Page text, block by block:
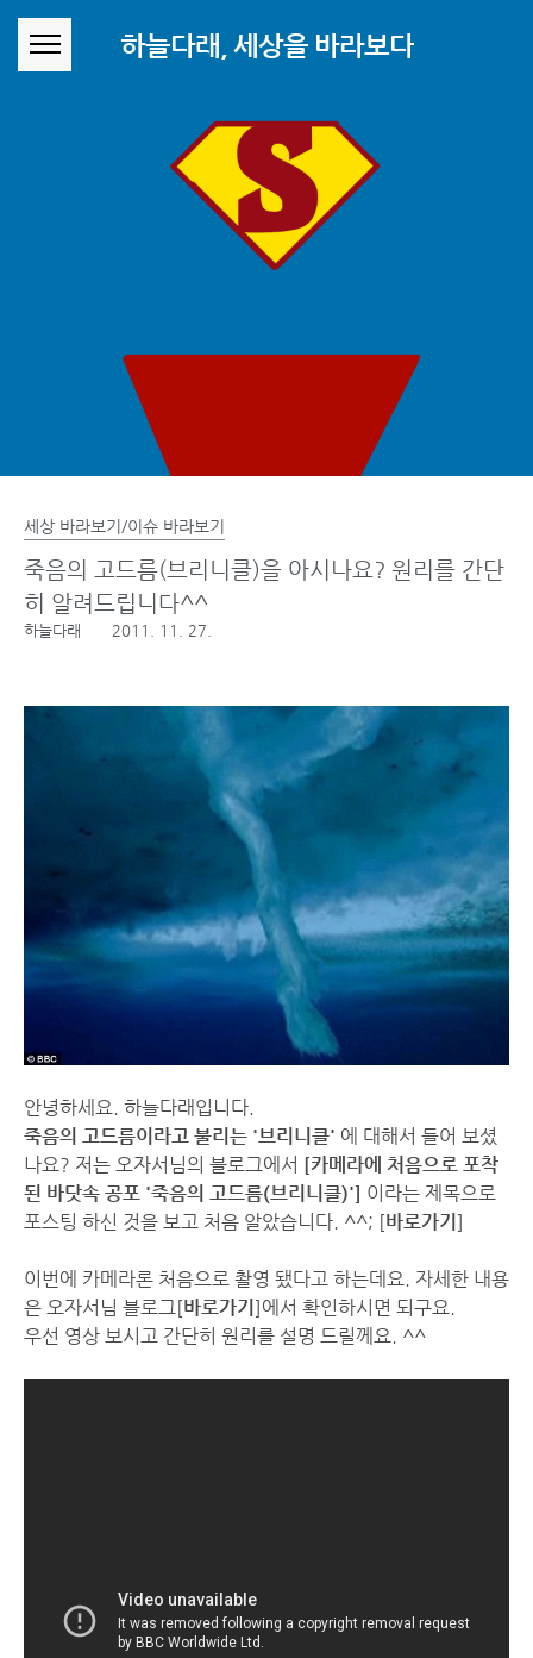
하늘다래, 세상을 바라보다
세상 바라보기/이슈 바라보기
죽음의 고드름(브리니클)을 아시나요? 원리를 간단
히 알려드립니다^^
하늘다래 2011. 11. 27.
안녕하세요. 하늘다래입니다.
죽음의 고드름이라고 불리는 '브리니클' 에 대해서 들어 보셨
나요? 저는 오자서님의 블로그에서 [카메라에 처음으로 포착
된 바닷속 공포 '죽음의 고드름(브리니클)'] 이라는 제목으로
포스팅 하신 것을 보고 처음 알았습니다. ^^; [바로가기 ]
이번에 카메라론 처음으로 촬영 됐다고 하는데요. 자세한 내용
은 오자서님 블로그[바로가기 ]에서 확인하시면 되구요.
우선 영상 보시고 간단히 원리를 설명 드릴께요. ^^